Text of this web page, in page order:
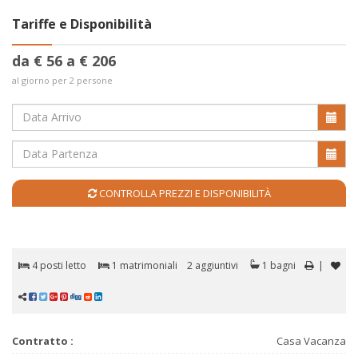
Tariffe e Disponibilità
da € 56 a € 206
al giorno per 2 persone
CONTROLLA PREZZI E DISPONIBILITÀ
|
4 posti letto 1 matrimoniali 2 aggiuntivi 1 bagni
Contratto :
Casa Vacanza